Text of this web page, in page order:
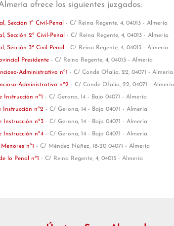
ofrece los siguientes juzgados:
Sección 1ª Civil-Penal - C/ Reina Regente, 4, 04013 - Almería
Sección 2ª Civil-Penal - C/ Reina Regente, 4, 04013 - Almería
Sección 3ª Civil-Penal - C/ Reina Regente, 4, 04013 - Almería
Presidente - C/ Reina Regente, 4, 04013 - Almería
Administrativo nº1 - C/ Conde Ofalia, 22, 04071 - Almería
Administrativo nº2 - C/ Conde Ofalia, 22, 04071 - Almería
Instrucción nº1 - C/ Gerona, 14 - Bajo 04071 - Almería
Instrucción nº2 - C/ Gerona, 14 - Bajo 04071 - Almería
Instrucción nº3 - C/ Gerona, 14 - Bajo 04071 - Almería
Instrucción nº4 - C/ Gerona, 14 - Bajo 04071 - Almería
nº1 - C/ Méndez Núñez, 18-20 04071 - Almería
lo Penal nº1 - C/ Reina Regente, 4, 04013 - Almería